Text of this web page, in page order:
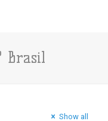
Brasil
Show all